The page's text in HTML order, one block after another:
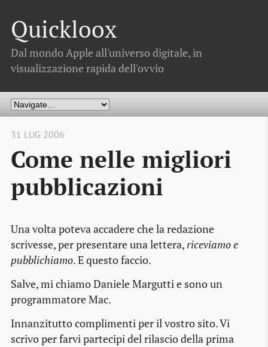
Quickloox
Dal mondo Apple all'universo digitale, in
visualizzazione rapida dell'ovvio
31 LUG 2006
Come nelle migliori
pubblicazioni
Una volta poteva accadere che la redazione
scrivesse, per presentare una lettera,riceviamo e
pubblichiamo. E questo faccio.
Salve, mi chiamo Daniele Margutti e sono un
programmatore Mac.
Innanzitutto complimenti per il vostro sito. Vi
scrivo per farvi partecipi del rilascio della prima